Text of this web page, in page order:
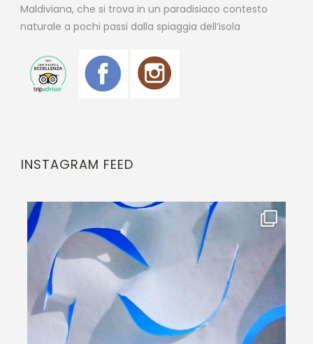
Maldiviana, che si trova in un paradisiaco contesto
naturale a pochi passi dalla spiaggia dell’isola
INSTAGRAM FEED